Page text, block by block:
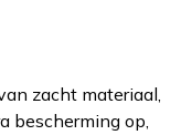
zacht materiaal,
bescherming op,